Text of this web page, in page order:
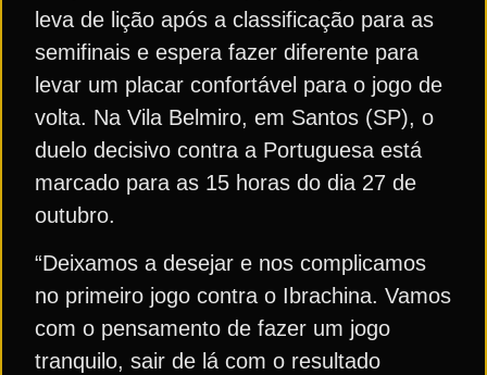
leva de lição após a classificação para as
semifinais e espera fazer diferente para
levar um placar confortável para o jogo de
volta. Na Vila Belmiro, em Santos (SP), o
duelo decisivo contra a Portuguesa está
marcado para as 15 horas do dia 27 de
outubro.
“Deixamos a desejar e nos complicamos
no primeiro jogo contra o Ibrachina. Vamos
com o pensamento de fazer um jogo
tranquilo, sair de lá com o resultado